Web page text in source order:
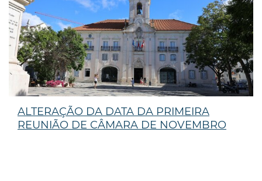
ALTERAÇÃO DA DATA DA PRIMEIRA
REUNIÃO DE CÂMARA DE NOVEMBRO